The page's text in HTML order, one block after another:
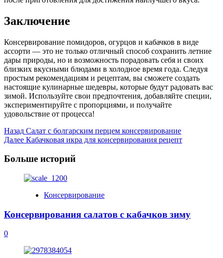
Заключение
Консервирование помидоров, огурцов и кабачков в виде
ассорти — это не только отличный способ сохранить летние
дары природы, но и возможность порадовать себя и своих
близких вкусными блюдами в холодное время года. Следуя
простым рекомендациям и рецептам, вы сможете создать
настоящие кулинарные шедевры, которые будут радовать вас
зимой. Используйте свои предпочтения, добавляйте специи,
экспериментируйте с пропорциями, и получайте
удовольствие от процесса!
Post
Navigation
Назад Салат с болгарским перцем консервирование
Далее Кабачковая икра для консервирования рецепт
Больше историй
Консервирование
Консервирования салатов с кабачков зиму
0